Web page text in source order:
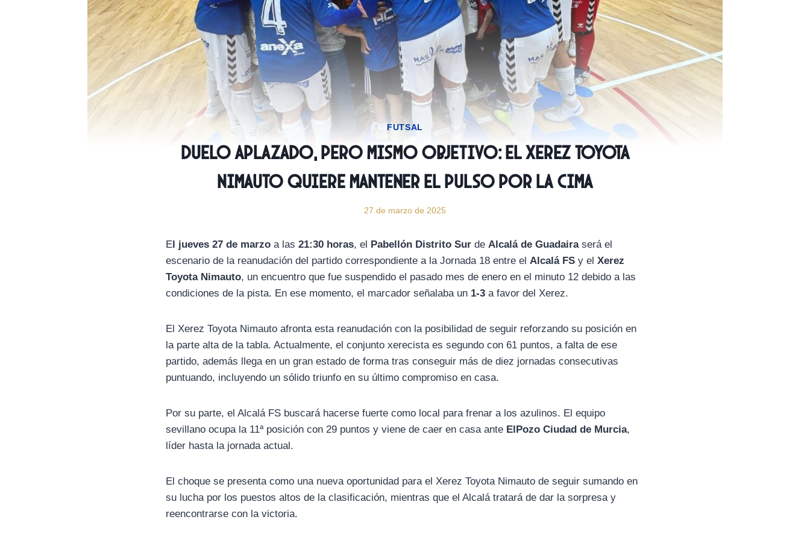
FUTSAL
Duelo aplazado, pero mismo objetivo: el Xerez Toyota
Nimauto quiere mantener el pulso por la cima
27 de marzo de 2025
El jueves 27 de marzo a las 21:30 horas, el Pabellón Distrito Sur de Alcalá de Guadairaserá el
escenario de la reanudación del partido correspondiente a la Jornada 18 entre el Alcalá FS y el Xerez
Toyota Nimauto, un encuentro que fue suspendido el pasado mes de enero en el minuto 12 debido a las
condiciones de la pista. En ese momento, el marcador señalaba un 1-3 a favor del Xerez.
El Xerez Toyota Nimauto afronta esta reanudación con la posibilidad de seguir reforzando su posición en
la parte alta de la tabla. Actualmente, el conjunto xerecista es segundo con 61 puntos, a falta de ese
partido, además llega en un gran estado de forma tras conseguir más de diez jornadas consecutivas
puntuando, incluyendo un sólido triunfo en su último compromiso en casa.
Por su parte, el Alcalá FS buscará hacerse fuerte como local para frenar a los azulinos. El equipo
sevillano ocupa la 11ª posición con 29 puntos y viene de caer en casa ante ElPozo Ciudad de Murcia,
líder hasta la jornada actual.
El choque se presenta como una nueva oportunidad para el Xerez Toyota Nimauto de seguir sumando en
su lucha por los puestos altos de la clasificación, mientras que el Alcalá tratará de dar la sorpresa y
reencontrarse con la victoria.